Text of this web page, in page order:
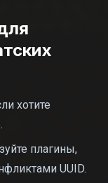
хотите
плагины,
UUID.